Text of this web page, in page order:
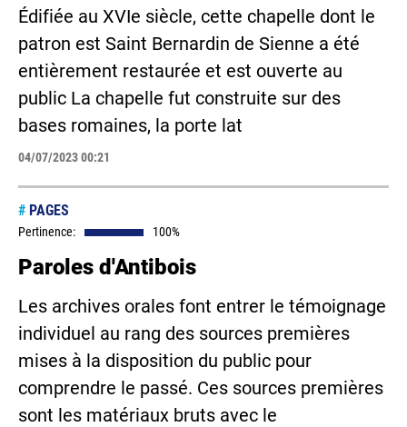
Édifiée au XVIe siècle, cette chapelle dont le
patron est Saint Bernardin de Sienne a été
entièrement restaurée et est ouverte au
public La chapelle fut construite sur des
bases romaines, la porte lat
04/07/2023 00:21
# PAGES
Pertinence: 100%
Paroles d'Antibois
Les archives orales font entrer le témoignage
individuel au rang des sources premières
mises à la disposition du public pour
comprendre le passé. Ces sources premières
sont les matériaux bruts avec le